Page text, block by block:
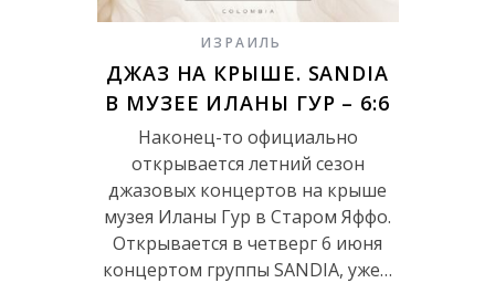
ИЗРАИЛЬ
ДЖАЗ НА КРЫШЕ. SANDIA
В МУЗЕЕ ИЛАНЫ ГУР – 6:6
Наконец-то официально
открывается летний сезон
джазовых концертов на крыше
музея Иланы Гур в Старом Яффо.
Открывается в четверг 6 июня
концертом группы SANDIA, уже…